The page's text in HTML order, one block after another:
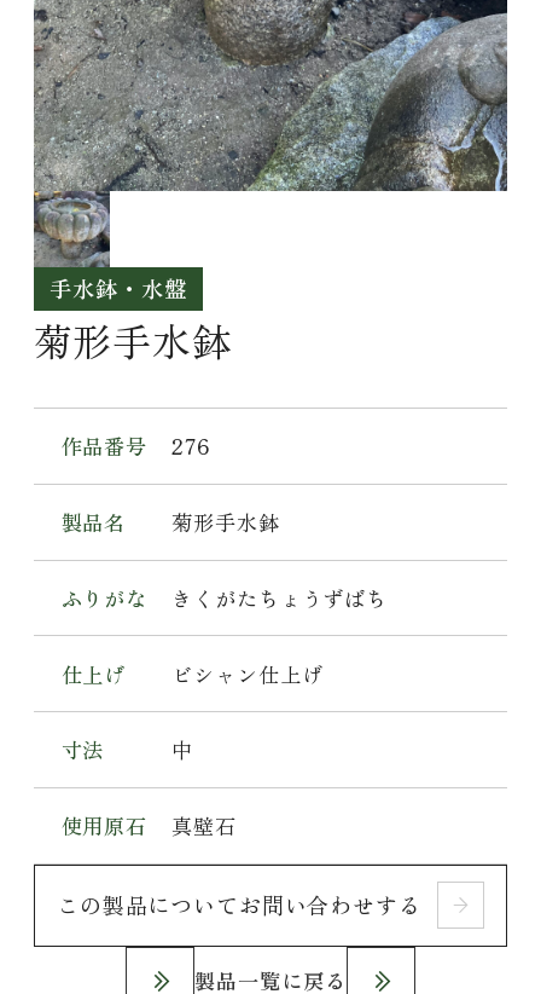
手水鉢・水盤
菊形手水鉢
作品番号 276
製品名 菊形手水鉢
ふりがな きくがたちょうずばち
仕上げ ビシャン仕上げ
寸法 中
使用原石 真壁石
この製品についてお問い合わせする
製品一覧に戻る